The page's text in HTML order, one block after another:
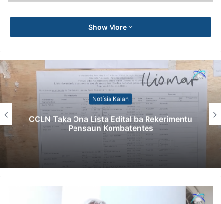
Show More
Notísia Kalan
CCLN Taka Ona Lista Edital ba Rekerimentu
Pensaun Kombatentes